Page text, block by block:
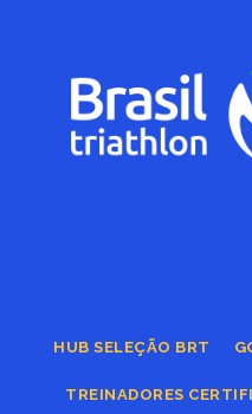
HUB SELEÇÃO BRT
TREINADORES